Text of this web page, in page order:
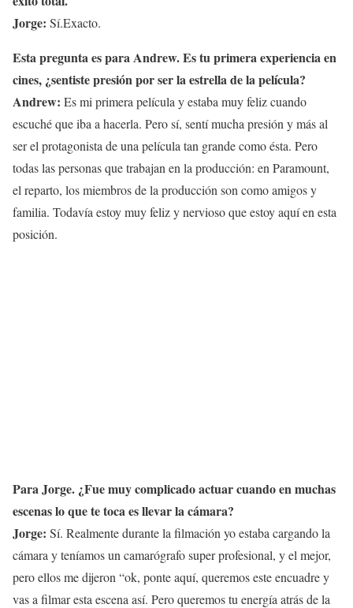
Jorge: Sí.Exacto.
Esta pregunta es para Andrew. Es tu primera experiencia en
cines, ¿sentiste presión por ser la estrella de la película?
Andrew: Es mi primera película y estaba muy feliz cuando
escuché que iba a hacerla. Pero sí, sentí mucha presión y más al
ser el protagonista de una película tan grande como ésta. Pero
todas las personas que trabajan en la producción: en Paramount,
el reparto, los miembros de la producción son como amigos y
familia. Todavía estoy muy feliz y nervioso que estoy aquí en esta
posición.
Para Jorge. ¿Fue muy complicado actuar cuando en muchas
escenas lo que te toca es llevar la cámara?
Jorge: Sí. Realmente durante la filmación yo estaba cargando la
cámara y teníamos un camarógrafo super profesional, y el mejor,
pero ellos me dijeron “ok, ponte aquí, queremos este encuadre y
vas a filmar esta escena así. Pero queremos tu energía atrás de la